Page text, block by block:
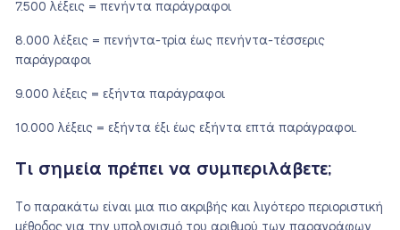
7.500 λέξεις = πενήντα παράγραφοι
8.000 λέξεις = πενήντα-τρία έως πενήντα-τέσσερις
παράγραφοι
9.000 λέξεις = εξήντα παράγραφοι
10.000 λέξεις = εξήντα έξι έως εξήντα επτά παράγραφοι.
Τι σημεία πρέπει να συμπεριλάβετε;
Το παρακάτω είναι μια πιο ακριβής και λιγότερο περιοριστική
μέθοδος για την υπολογισμό του αριθμού των παραγράφων